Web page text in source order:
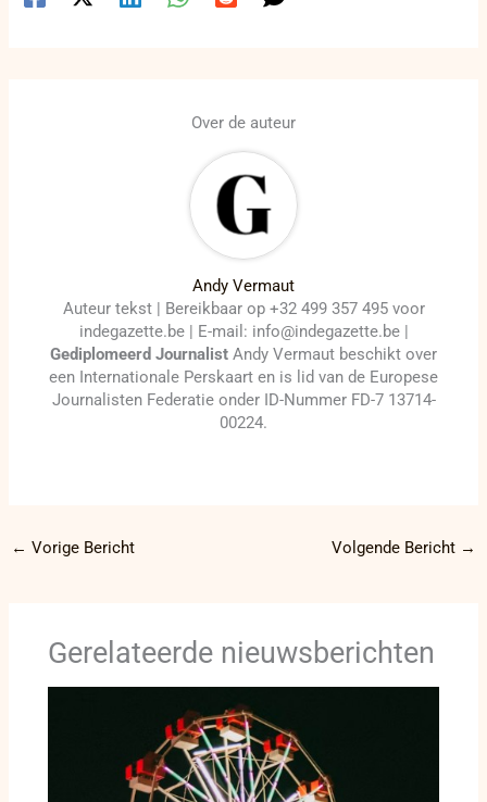
Over de auteur
Andy Vermaut
Auteur tekst | Bereikbaar op +32 499 357 495 voor
indegazette.be | E-mail: info@indegazette.be |
Gediplomeerd Journalist Andy Vermaut beschikt over
een Internationale Perskaart en is lid van de Europese
Journalisten Federatie onder ID-Nummer FD-7 13714-
00224.
← Vorige Bericht Volgende Bericht →
Gerelateerde nieuwsberichten